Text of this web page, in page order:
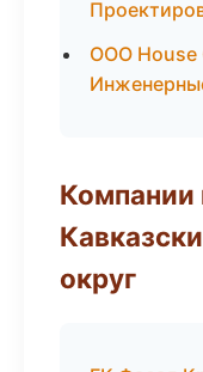
ООО House
Компании
округ